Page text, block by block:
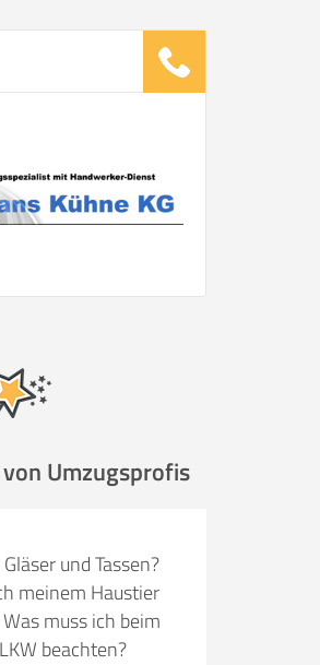
Arbeitszeit
Stunden
Umzugsprofis
und Tassen?
meinem Haustier
muss ich beim
beachten?